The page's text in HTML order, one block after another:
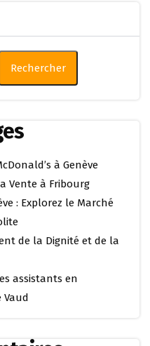
Rechercher
à Genève
Vente à Fribourg
: Explorez le Marché
de la Dignité et de la
assistants en